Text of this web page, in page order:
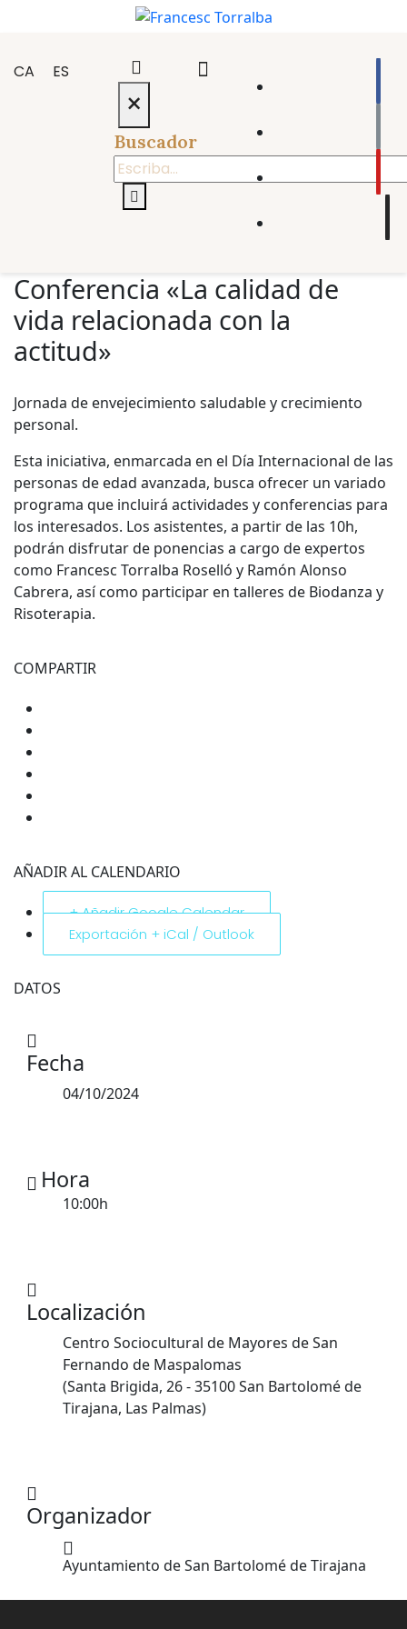
CA ES
×
Buscador
Conferencia «La calidad de
vida relacionada con la
actitud»
Jornada de envejecimiento saludable y crecimiento
personal.
Esta iniciativa, enmarcada en el Día Internacional de las
personas de edad avanzada, busca ofrecer un variado
programa que incluirá actividades y conferencias para
los interesados. Los asistentes, a partir de las 10h,
podrán disfrutar de ponencias a cargo de expertos
como Francesc Torralba Roselló y Ramón Alonso
Cabrera, así como participar en talleres de Biodanza y
Risoterapia.
COMPARTIR
AÑADIR AL CALENDARIO
+ Añadir Google Calendar
Exportación + iCal / Outlook
DATOS
Fecha
04/10/2024
Hora
10:00h
Localización
Centro Sociocultural de Mayores de San
Fernando de Maspalomas
(Santa Brigida, 26 - 35100 San Bartolomé de
Tirajana, Las Palmas)
Organizador
Ayuntamiento de San Bartolomé de Tirajana